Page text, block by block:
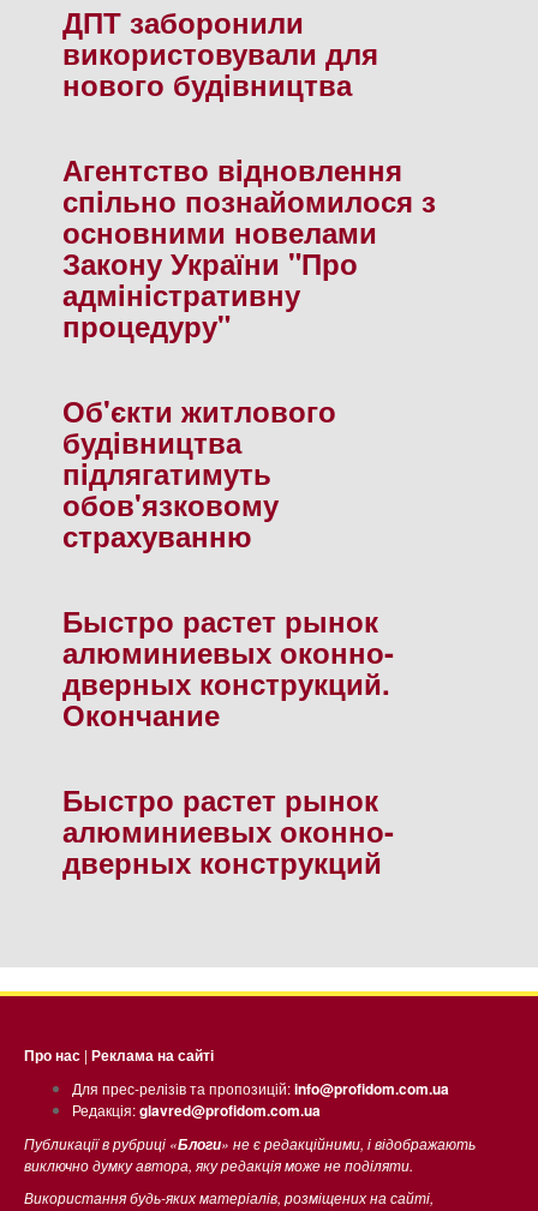
ДПТ заборонили
використовували для
нового будiвництва
Агентство вiдновлення
спiльно познайомилося з
основними новелами
Закону України "Про
адмiнiстративну
процедуру"
Об'єкти житлового
будiвництва
пiдлягатимуть
обов'язковому
страхуванню
Быстро растет рынок
алюминиевых оконно-
дверных конструкций.
Окончание
Быстро растет рынок
алюминиевых оконно-
дверных конструкций
Про нас | Реклама на сайті
Для прес-релізів та пропозицій:info@profidom.com.ua
Редакція:glavred@profidom.com.ua
Публикації в рубриці «Блоги» не є редакційними, і відображають
виключно думку автора, яку редакція може не поділяти.
Використання будь-яких матеріалів, розміщених на сайті,